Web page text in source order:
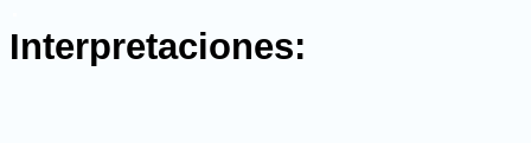
Interpretaciones: